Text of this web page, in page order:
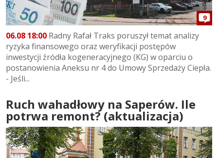
9
06.08 18:00 Radny Rafał Traks poruszył temat analizy
ryzyka finansowego oraz weryfikacji postępów
inwestycji źródła kogeneracyjnego (KG) w oparciu o
postanowienia Aneksu nr 4 do Umowy Sprzedaży Ciepła.
- Jeśli...
Ruch wahadłowy na Saperów. Ile
potrwa remont? (aktualizacja)